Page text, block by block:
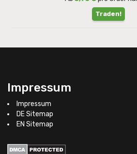
Traden!
Impressum
Impressum
DE Sitemap
EN Sitemap